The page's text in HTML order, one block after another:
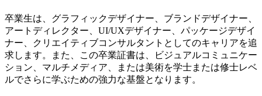
卒業生は、グラフィックデザイナー、ブランドデザイナー、
アートディレクター、UI/UXデザイナー、パッケージデザイ
ナー、クリエイティブコンサルタントとしてのキャリアを追
求します。また、この卒業証書は、ビジュアルコミュニケー
ション、マルチメディア、または美術を学士または修士レベ
ルでさらに学ぶための強力な基盤となります。